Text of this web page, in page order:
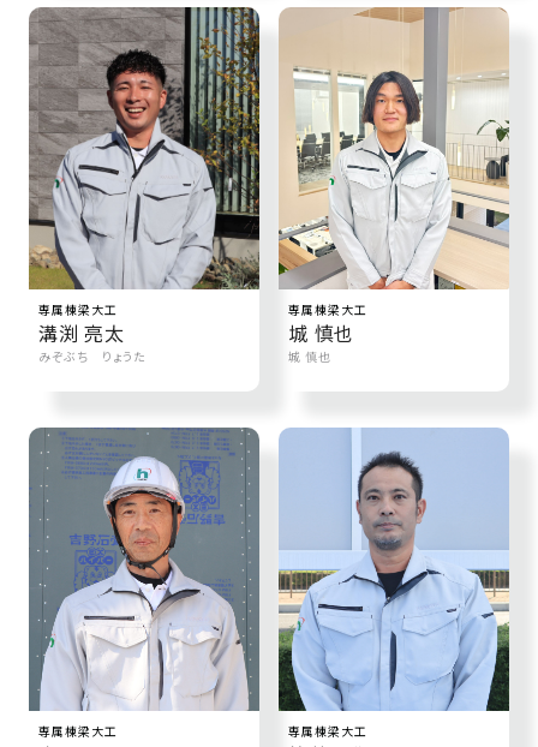
を
採
用
ワ
ン
ス
ト
ッ
プ
の
家
づ
暮
ら
し
を
守
る
技
術、
標
準
し
物
件
暮
ら
し
づ
り
の
レ
シ
よ
く
あ
る
質
問
島
モ
デ
ル
ハ
ウ
ス
ュ
ー
お
客
様
ア
ン
ケ
ー
ト
ン
ト
情
報
新
着
情
報
情
報
ご
あ
い
さ
つ
会
社
概
ス
タ
ッ
大
工
紹
介
hanaco
徳
島
ハ
ス
香
川
モ
ハ
ウ
ス
専属棟梁大工
溝渕 亮太
みぞぶち りょうた
専属棟梁大工
城 慎也
城 慎也
専属棟梁大工 専属棟梁大工